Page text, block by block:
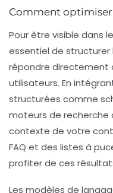
Comment
Pour être visible dans
essentiel de
répondre directement
utilisateurs. En
structurées comme
moteurs de recherche
contexte de votre
FAQ et des listes à
profiter de ces
Les modèles de